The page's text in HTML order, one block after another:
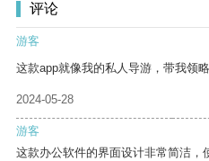
评论
游客
这款app就像我的私人导游，带我领
2024-05-28
游客
这款办公软件的界面设计非常简洁，